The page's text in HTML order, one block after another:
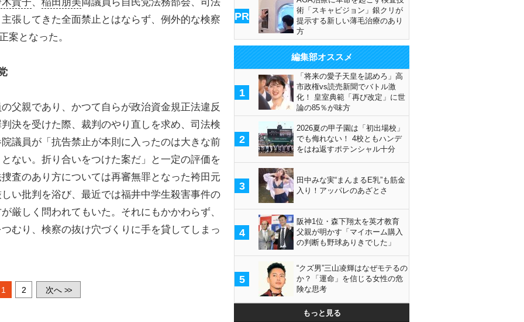
張してきた全面禁止とはならず、例外的な検察
案となった。
親であり、かつて自らが政治資金規正法違反
決を受けた際、裁判のやり直しを求め、司法検
議員が「抗告禁止が本則に入ったのは大きな前
ない。折り合いをつけた案だ」と一定の評価を
査のあり方については再審無罪となった袴田元
い批判を浴び、最近では福井中学生殺害事件の
厳しく問われてもいた。それにもかかわらず、
むり、検察の抜け穴づくりに手を貸してしまっ
1 2 次へ >>
PR
術「スキャビジョン」銀クリが
提示する新しい薄毛治療のあり
方
編集部オススメ
1
「将来の愛子天皇を認めろ」高
市政権vs読売新聞でバトル激
化！ 皇室典範「再び改定」に世
論の85％が味方
2
2026夏の甲子園は「初出場校」
でも侮れない！ 4校ともハンデ
をはね返すポテンシャル十分
3
田中みな実“まんまるE乳”も筋金
入り！アッパレのあざとさ
4
阪神1位・森下翔太を英才教育
父親が明かす「マイホーム購入
の判断も野球ありきでした」
5
“クズ男”三山凌輝はなぜモテるの
か？「運命」を信じる女性の危
険な思考
もっと見る